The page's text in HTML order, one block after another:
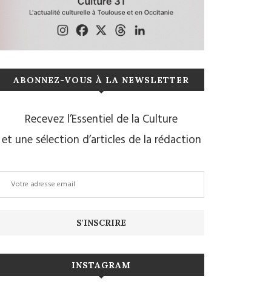
ABONNEZ-VOUS À LA NEWSLETTER
Recevez l’Essentiel de la Culture
et une sélection d’articles de la rédaction
INSTAGRAM